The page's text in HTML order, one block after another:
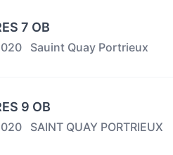
7 OB
Sauint Quay Portrieux
9 OB
SAINT QUAY PORTRIEUX